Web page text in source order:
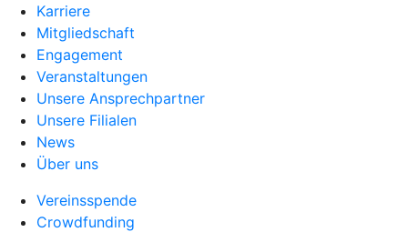
Karriere
Mitgliedschaft
Engagement
Veranstaltungen
Unsere Ansprechpartner
Unsere Filialen
News
Über uns
Vereinsspende
Crowdfunding